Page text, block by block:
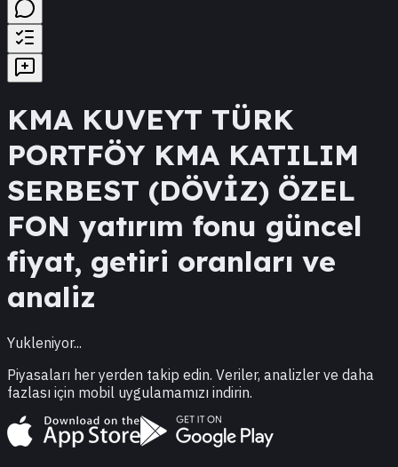
KMA KUVEYT TÜRK
PORTFÖY KMA KATILIM
SERBEST (DÖVİZ) ÖZEL
FON yatırım fonu güncel
fiyat, getiri oranları ve
analiz
Yukleniyor...
Piyasaları her yerden takip edin. Veriler, analizler ve daha
fazlası için mobil uygulamamızı indirin.